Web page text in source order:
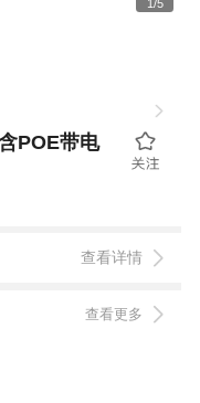
1/5
POE带电
查看详情
查看更多